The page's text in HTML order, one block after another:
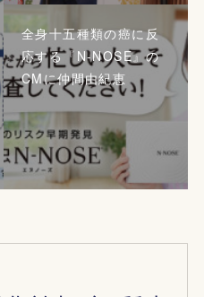
全身十五種類の癌に反
応する『N-NOSE』の
CMに仲間由紀恵